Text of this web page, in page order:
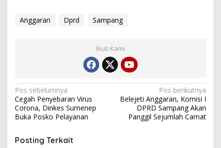
Anggaran Dprd Sampang
Ikuti Kami
Navigasi
pos
Pos sebelumnya
Cegah Penyebaran Virus
Corona, Dinkes Sumenep
Buka Posko Pelayanan
Pos berikutnya
Belejeti Anggaran, Komisi I
DPRD Sampang Akan
Panggil Sejumlah Camat
Posting Terkait